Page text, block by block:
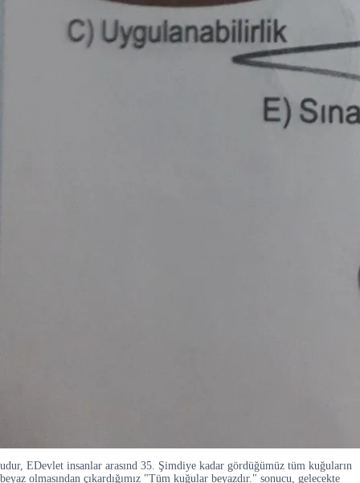
udur, EDevlet insanlar arasınd 35. Şimdiye kadar gördüğümüz tüm kuğuların
beyaz olmasından çıkardığımız "Tüm kuğular beyazdır." sonucu, gelecekte